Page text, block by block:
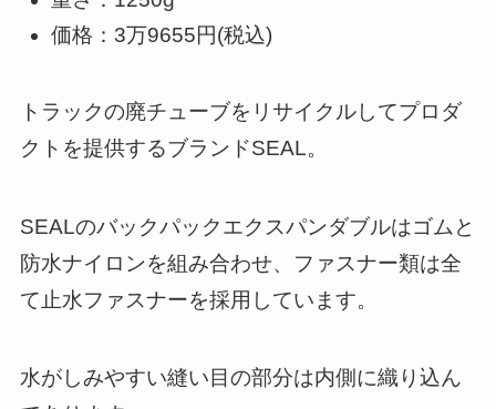
価格：3万9655円(税込)
トラックの廃チューブをリサイクルしてプロダ
クトを提供するブランドSEAL。
SEALのバックパックエクスパンダブルはゴムと
防水ナイロンを組み合わせ、ファスナー類は全
て止水ファスナーを採用しています。
水がしみやすい縫い目の部分は内側に織り込ん